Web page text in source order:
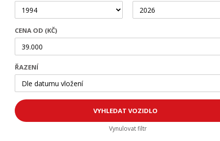
CENA OD (KČ)
ŘAZENÍ
Vynulovat filtr